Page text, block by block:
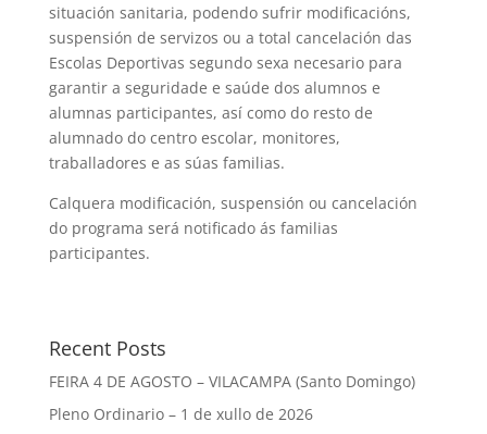
situación sanitaria, podendo sufrir modificacións,
suspensión de servizos ou a total cancelación das
Escolas Deportivas segundo sexa necesario para
garantir a seguridade e saúde dos alumnos e
alumnas participantes, así como do resto de
alumnado do centro escolar, monitores,
traballadores e as súas familias.
Calquera modificación, suspensión ou cancelación
do programa será notificado ás familias
participantes.
Recent Posts
FEIRA 4 DE AGOSTO – VILACAMPA (Santo Domingo)
Pleno Ordinario – 1 de xullo de 2026